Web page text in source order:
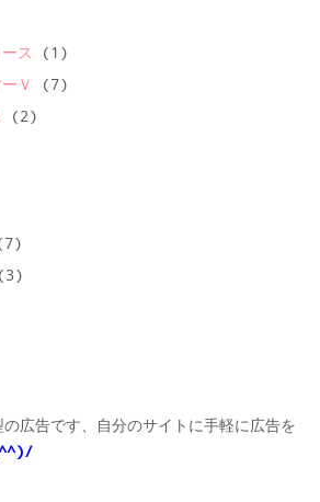
ス
(1)
Ｖ
(7)
(2)
広告です、自分のサイトに手軽に広告を